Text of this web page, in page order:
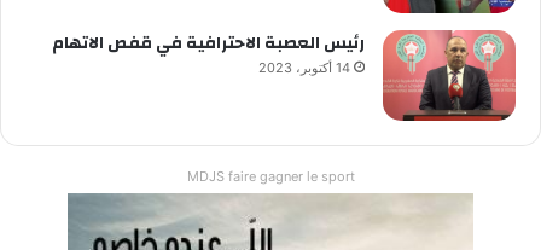
رئيس العصبة الاحترافية في قفص الاتهام
14 أكتوبر، 2023
MDJS faire gagner le sport